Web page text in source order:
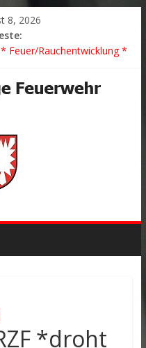
8, 2026
Feuer/Rauchentwicklung *
*
Aufzug *
* Hingstheide
*droht